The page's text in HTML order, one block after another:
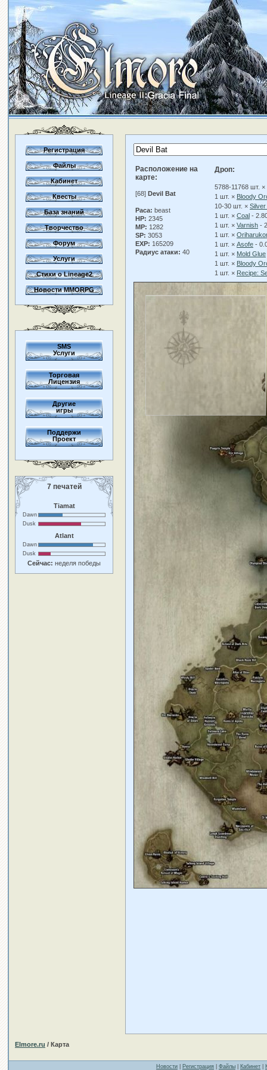
Регистрация
Файлы
Кабинет
Квесты
База знаний
Творчество
Форум
Услуги
Стихи о Lineage2
Новости MMORPG
SMS
Услуги
Торговая
Лицензия
Другие
игры
Поддержи
Проект
7 печатей
Tiamat
Dawn
Dusk
Atlant
Dawn
Dusk
Сейчас: неделя победы
Расположение на
карте:
[68] Devil Bat
Раса: beast
HP: 2345
MP: 1282
SP: 3053
EXP: 165209
Радиус атаки: 40
Дроп:
5788-11768 шт. ×
1 шт. × Bloody
10-30 шт. × Silver
1 шт. × Coal -
1 шт. × Varnish -
1 шт. ×
1 шт. × Asofe -
1 шт. × Mold Glue
1 шт. × Bloody
1 шт. × Recipe:
Elmore.ru / Карта
Новости Регистрация Файлы Кабинет